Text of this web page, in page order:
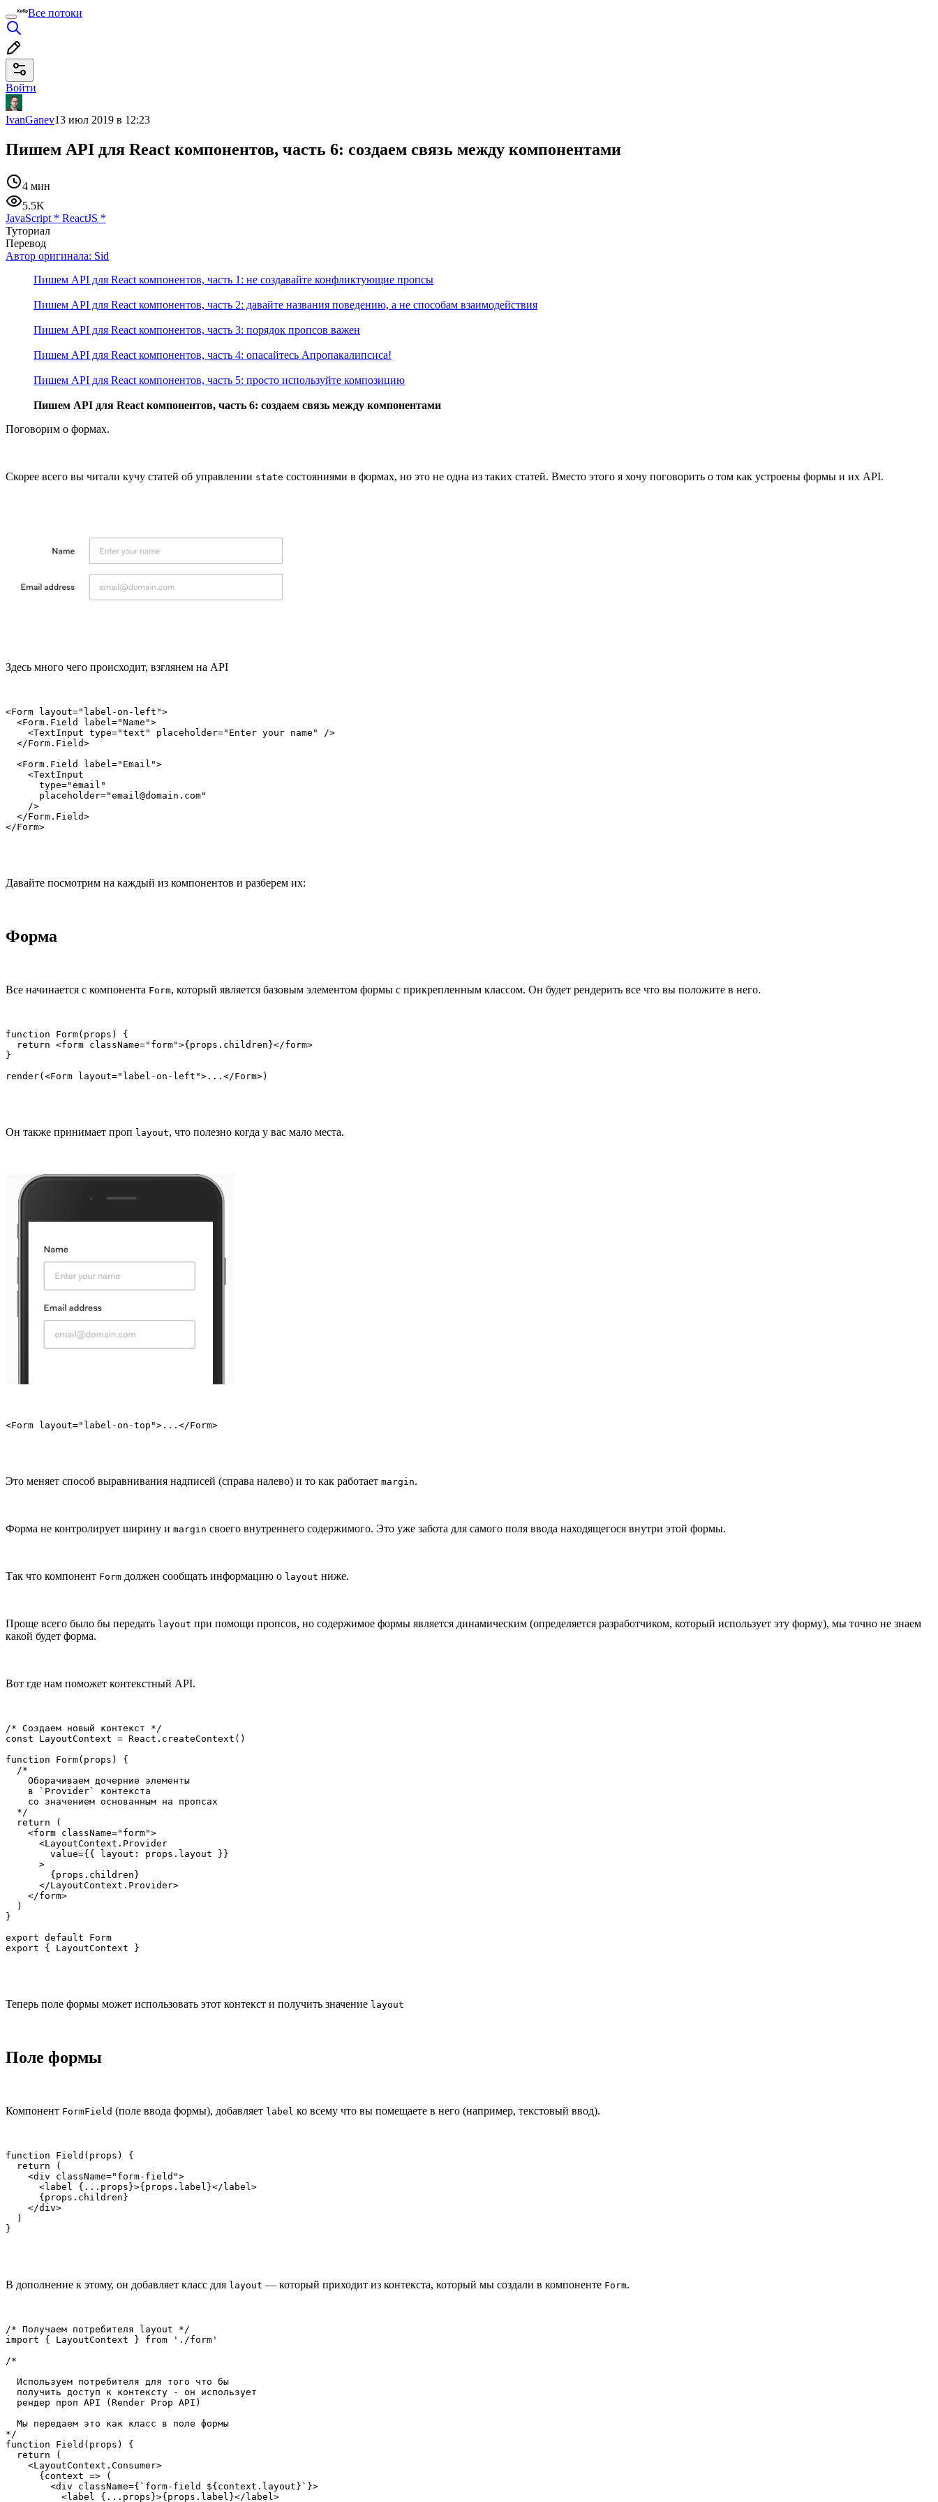
Все потоки
Войти
IvanGanev13 июл 2019 в 12:23
Пишем API для React компонентов, часть 6: создаем связь между компонентами
4 мин
5.5K
JavaScript * ReactJS *
Туториал
Перевод
Автор оригинала: Sid
Пишем API для React компонентов, часть 1: не создавайте конфликтующие пропсы
Пишем API для React компонентов, часть 2: давайте названия поведению, а не способам взаимодействия
Пишем API для React компонентов, часть 3: порядок пропсов важен
Пишем API для React компонентов, часть 4: опасайтесь Апропакалипсиса!
Пишем API для React компонентов, часть 5: просто используйте композицию
Пишем API для React компонентов, часть 6: создаем связь между компонентами
Поговорим о формах.
Скорее всего вы читали кучу статей об управлении state состояниями в формах, но это не одна из таких статей. Вместо этого я хочу поговорить о том как устроены формы и их API.
Здесь много чего происходит, взглянем на API
<Form layout="label-on-left">
  <Form.Field label="Name">
    <TextInput type="text" placeholder="Enter your name" />
  </Form.Field>
  <Form.Field label="Email">
    <TextInput
      type="email"
      placeholder="email@domain.com"
    />
  </Form.Field>
</Form>
Давайте посмотрим на каждый из компонентов и разберем их:
Форма
Все начинается с компонента Form, который является базовым элементом формы с прикрепленным классом. Он будет рендерить все что вы положите в него.
function Form(props) {
  return <form className="form">{props.children}</form>
}
render(<Form layout="label-on-left">...</Form>)
Он также принимает проп layout, что полезно когда у вас мало места.
<Form layout="label-on-top">...</Form>
Это меняет способ выравнивания надписей (справа налево) и то как работает margin.
Форма не контролирует ширину и margin своего внутреннего содержимого. Это уже забота для самого поля ввода находящегося внутри этой формы.
Так что компонент Form должен сообщать информацию о layout ниже.
Проще всего было бы передать layout при помощи пропсов, но содержимое формы является динамическим (определяется разработчиком, который использует эту форму), мы точно не знаем
какой будет форма.
Вот где нам поможет контекстный API.
/* Создаем новый контекст */
const LayoutContext = React.createContext()
function Form(props) {
  /*
    Оборачиваем дочерние элементы
    в `Provider` контекста
    со значением основанным на пропсах
  */
  return (
    <form className="form">
      <LayoutContext.Provider
        value={{ layout: props.layout }}
      >
        {props.children}
      </LayoutContext.Provider>
    </form>
  )
}
export default Form
export { LayoutContext }
Теперь поле формы может использовать этот контекст и получить значение layout
Поле формы
Компонент FormField (поле ввода формы), добавляет label ко всему что вы помещаете в него (например, текстовый ввод).
function Field(props) {
  return (
    <div className="form-field">
      <label {...props}>{props.label}</label>
      {props.children}
    </div>
  )
}
В дополнение к этому, он добавляет класс для layout — который приходит из контекста, который мы создали в компоненте Form.
/* Получаем потребителя layout */
import { LayoutContext } from './form'
/*
  Используем потребителя для того что бы
  получить доступ к контексту - он использует
  рендер проп API (Render Prop API)
  Мы передаем это как класс в поле формы
*/
function Field(props) {
  return (
    <LayoutContext.Consumer>
      {context => (
        <div className={`form-field ${context.layout}`}>
          <label {...props}>{props.label}</label>